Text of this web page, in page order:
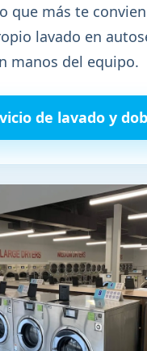
que más te
lavado en
manos del equipo.
de lavado y